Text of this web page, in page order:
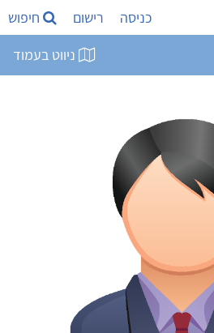
כניסה רישום חיפוש
ניווט בעמוד